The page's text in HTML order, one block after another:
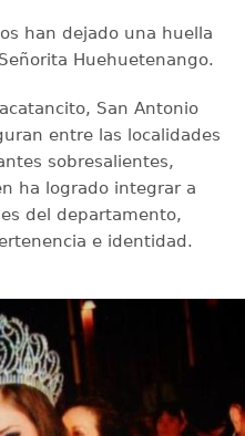
han dejado una huella
Huehuetenango.
San Antonio
entre las localidades
sobresalientes,
ha logrado integrar a
del departamento,
e identidad.